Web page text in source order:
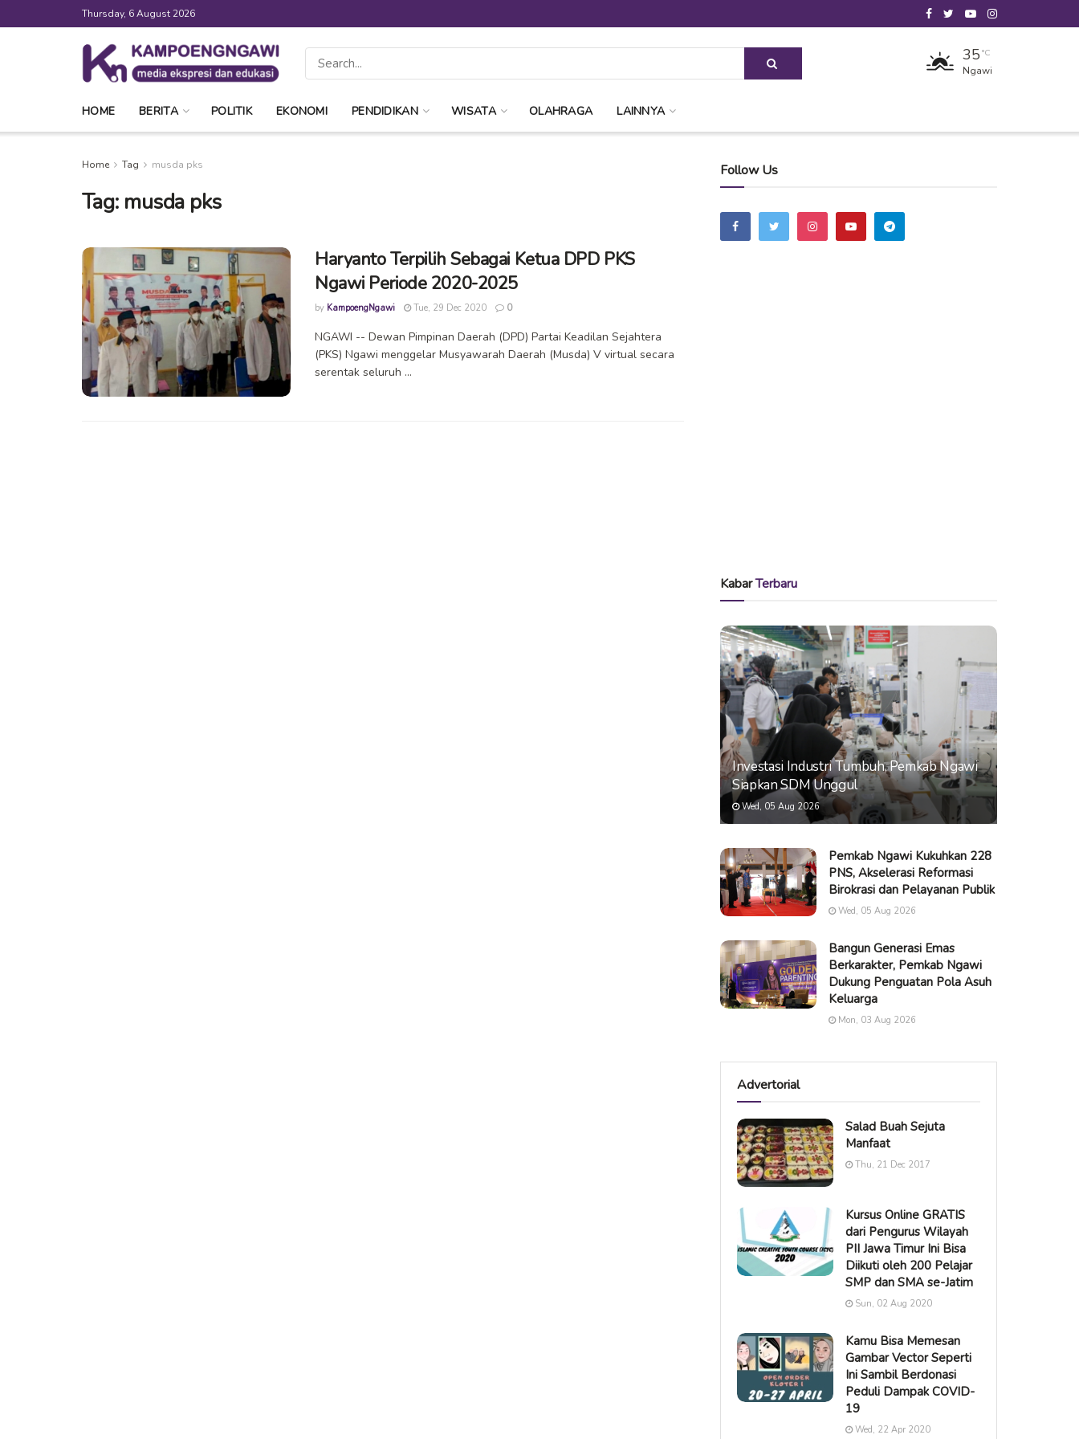
Thursday, 6 August 2026
35 °C
Ngawi
HOME BERITA POLITIK EKONOMI PENDIDIKAN WISATA OLAHRAGA LAINNYA
Home Tag musda pks
Tag: musda pks
Haryanto Terpilih Sebagai Ketua DPD PKS
Ngawi Periode 2020-2025
by KampoengNgawi Tue, 29 Dec 2020 0
NGAWI -- Dewan Pimpinan Daerah (DPD) Partai Keadilan Sejahtera
(PKS) Ngawi menggelar Musyawarah Daerah (Musda) V virtual secara
serentak seluruh ...
Follow Us
KabarTerbaru
Investasi Industri Tumbuh, Pemkab Ngawi
Siapkan SDM Unggul
Wed, 05 Aug 2026
Pemkab Ngawi Kukuhkan 228
PNS, Akselerasi Reformasi
Birokrasi dan Pelayanan Publik
Wed, 05 Aug 2026
Bangun Generasi Emas
Berkarakter, Pemkab Ngawi
Dukung Penguatan Pola Asuh
Keluarga
Mon, 03 Aug 2026
Advertorial
Salad Buah Sejuta
Manfaat
Thu, 21 Dec 2017
Kursus Online GRATIS
dari Pengurus Wilayah
PII Jawa Timur Ini Bisa
Diikuti oleh 200 Pelajar
SMP dan SMA se-Jatim
Sun, 02 Aug 2020
Kamu Bisa Memesan
Gambar Vector Seperti
Ini Sambil Berdonasi
Peduli Dampak COVID-
19
Wed, 22 Apr 2020